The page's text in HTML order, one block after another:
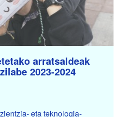
arratsaldeak
2023-2024
eta teknologia-